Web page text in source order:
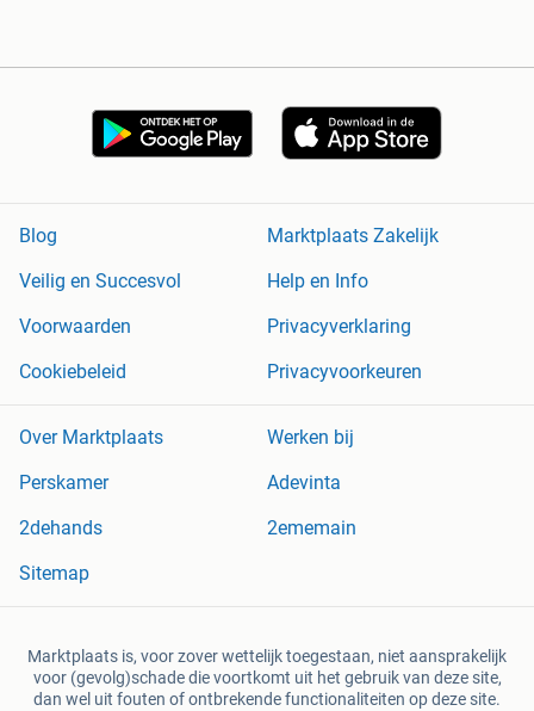
Blog
Marktplaats Zakelijk
Veilig en Succesvol
Help en Info
Voorwaarden
Privacyverklaring
Cookiebeleid
Privacyvoorkeuren
Over Marktplaats
Werken bij
Perskamer
Adevinta
2dehands
2ememain
Sitemap
Marktplaats is, voor zover wettelijk toegestaan, niet aansprakelijk
voor (gevolg)schade die voortkomt uit het gebruik van deze site,
dan wel uit fouten of ontbrekende functionaliteiten op deze site.